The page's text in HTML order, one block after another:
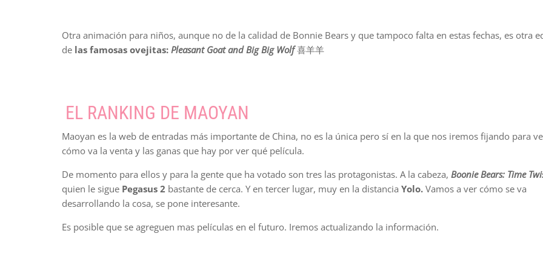
Otra animación para niños, aunque no de la calidad de Bonnie Bears y que tampoco falta en estas fechas, es otra
de las famosas ovejitas: Pleasant Goat and Big Big Wolf喜羊羊
EL RANKING DE MAOYAN
Maoyan es la web de entradas más importante de China, no es la única pero sí en la que nos iremos fijando para
cómo va la venta y las ganas que hay por ver qué película.
De momento para ellos y para la gente que ha votado son tres las protagonistas. A la cabeza, Boonie Bears: Time
quien le sigue Pegasus 2 bastante de cerca. Y en tercer lugar, muy en la distancia Yolo. Vamos a ver cómo se va
desarrollando la cosa, se pone interesante.
Es posible que se agreguen mas películas en el futuro. Iremos actualizando la información.